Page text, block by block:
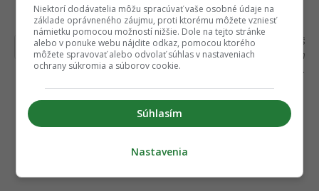
Čítajte viac z kategórie:Vesmír a veda
Ďakujeme, že čítaš Fontech. V prípade, že máš
postreh alebo si našiel v článku chybu, napíš nám
.
Niektorí dodávatelia môžu spracúvať vaše osobné údaje na
základe oprávneného záujmu, proti ktorému môžete vzniesť
námietku pomocou možností nižšie. Dole na tejto stránke
alebo v ponuke webu nájdite odkaz, pomocou ktorého
môžete spravovať alebo odvolať súhlas v nastaveniach
ochrany súkromia a súborov cookie.
Súhlasím
Nastavenia